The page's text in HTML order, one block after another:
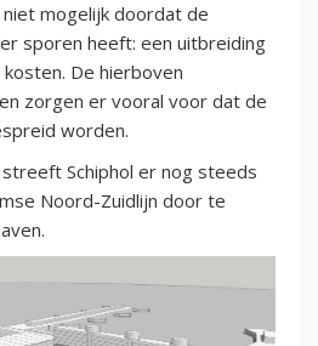
mogelijk doordat de
sporen heeft: een uitbreiding
De hierboven
zorgen er vooral voor dat de
worden.
Schiphol er nog steeds
Noord-Zuidlijn door te